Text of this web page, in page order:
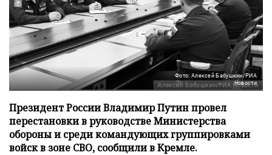
Фото: Алексей Бабушкин/РИА
Новости
Президент России Владимир Путин провел
перестановки в руководстве Министерства
обороны и среди командующих группировками
войск в зоне СВО, сообщили в Кремле.